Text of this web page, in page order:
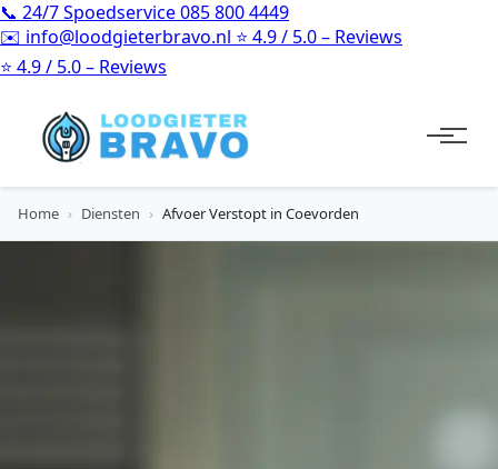
📞 24/7 Spoedservice085 800 4449
✉️ info@loodgieterbravo.nl ⭐ 4.9 / 5.0 – Reviews
⭐ 4.9 / 5.0 – Reviews
Home › Diensten › Afvoer Verstopt in Coevorden